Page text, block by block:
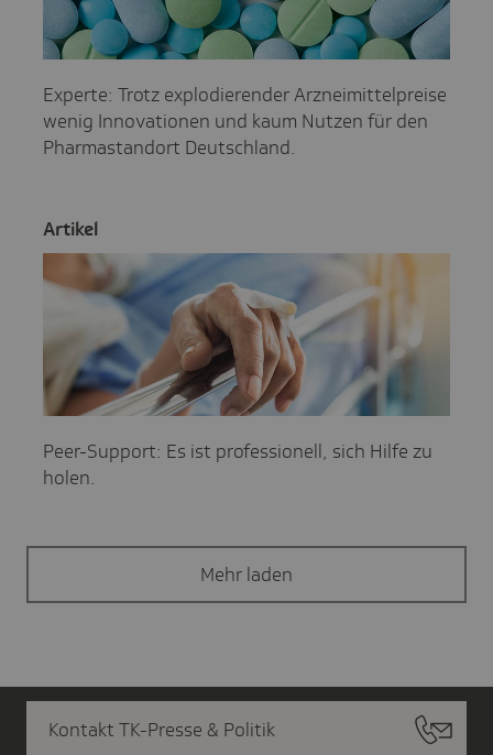
Experte: Trotz explodierender Arzneimittelpreise
wenig Innovationen und kaum Nutzen für den
Pharmastandort Deutschland.
Artikel
Peer-Support: Es ist professionell, sich Hilfe zu
holen.
Mehr laden
Kontakt TK-Presse & Politik